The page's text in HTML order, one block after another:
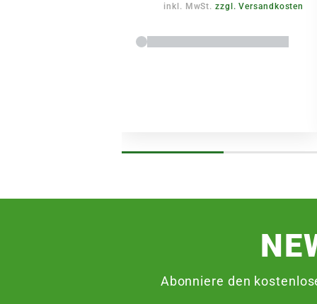
inkl. MwSt.zzgl. Versandkosten
Abonniere den